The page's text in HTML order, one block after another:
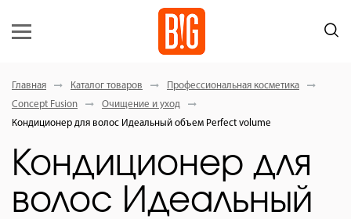
Главная Каталог товаров
Профессиональная косметика
Concept Fusion
Очищение и уход
Кондиционер для волос Идеальный объем Perfect volume
Кондиционер для
волос Идеальный